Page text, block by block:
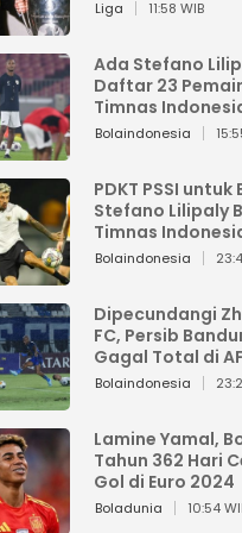
Liga 11:58 WIB
Ada Stefano
Daftar 23
Timnas
China
Bolaindonesia
PDKT PSSI untuk
Stefano Lilipaly
Timnas
Berakhir
Bolaindonesia
Dipecundangi
FC, Persib
Gagal Total di
Champions
Bolaindonesia
Lamine Yamal,
Tahun 362 Hari
Gol di Euro 2024
Boladunia 10:54